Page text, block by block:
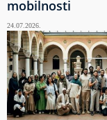
mobilnosti
24.07.2026.